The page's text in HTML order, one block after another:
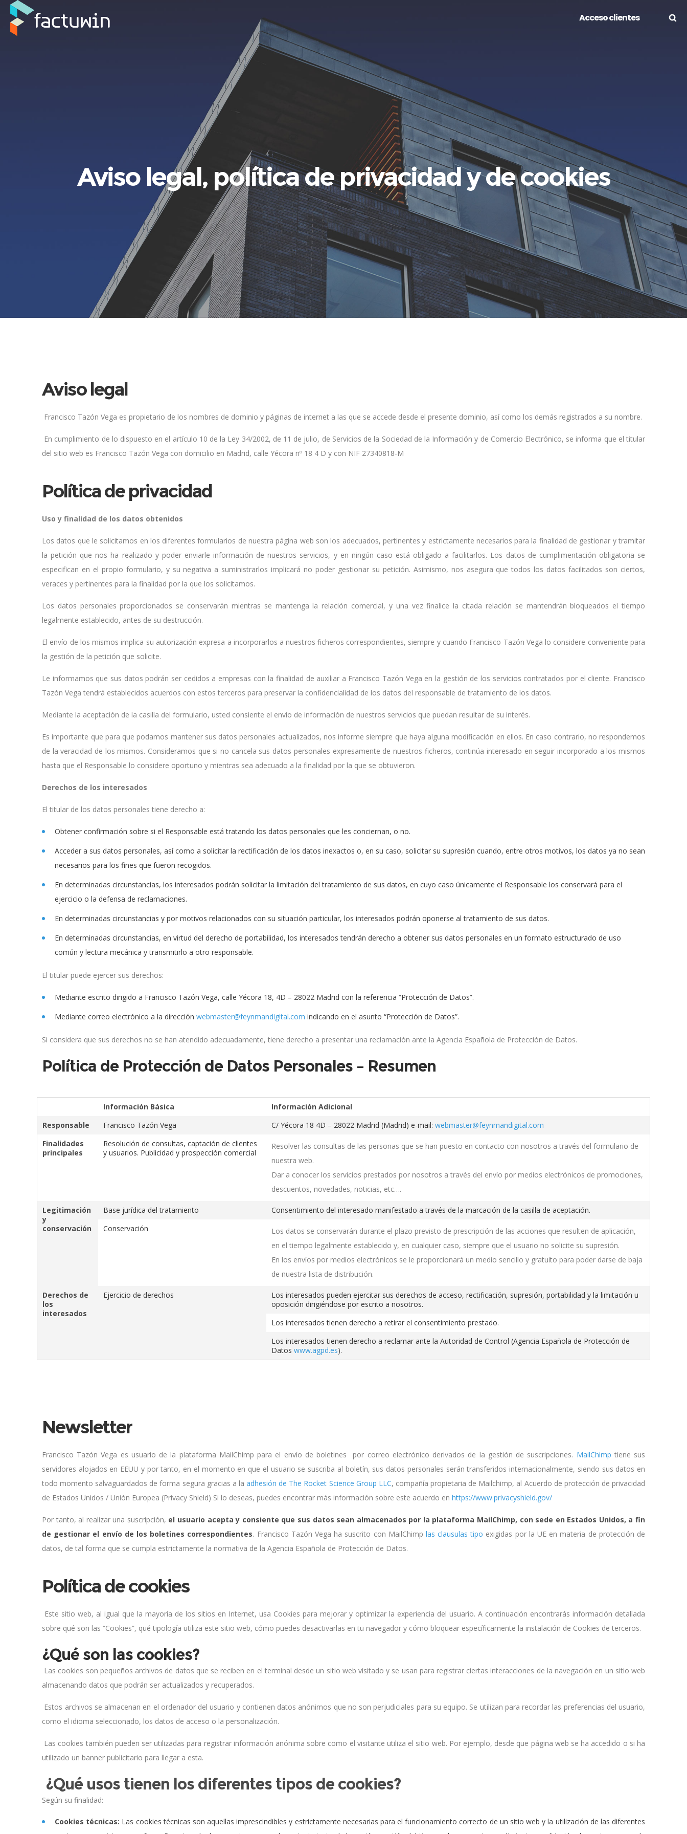
Acceso clientes
Aviso legal, política de privacidad y de cookies
Aviso legal
Francisco Tazón Vega es propietario de los nombres de dominio y páginas de internet a las que se accede desde el presente dominio, así como los demás registrados a su nombre.
En cumplimiento de lo dispuesto en el artículo 10 de la Ley 34/2002, de 11 de julio, de Servicios de la Sociedad de la Información y de Comercio Electrónico, se informa que el titular
del sitio web es Francisco Tazón Vega con domicilio en Madrid, calle Yécora nº 18 4 D y con NIF 27340818-M
Política de privacidad
Uso y finalidad de los datos obtenidos
Los datos que le solicitamos en los diferentes formularios de nuestra página web son los adecuados, pertinentes y estrictamente necesarios para la finalidad de gestionar y tramitar
la petición que nos ha realizado y poder enviarle información de nuestros servicios, y en ningún caso está obligado a facilitarlos. Los datos de cumplimentación obligatoria se
especifican en el propio formulario, y su negativa a suministrarlos implicará no poder gestionar su petición. Asimismo, nos asegura que todos los datos facilitados son ciertos,
veraces y pertinentes para la finalidad por la que los solicitamos.
Los datos personales proporcionados se conservarán mientras se mantenga la relación comercial, y una vez finalice la citada relación se mantendrán bloqueados el tiempo
legalmente establecido, antes de su destrucción.
El envío de los mismos implica su autorización expresa a incorporarlos a nuestros ficheros correspondientes, siempre y cuando Francisco Tazón Vega lo considere conveniente para
la gestión de la petición que solicite.
Le informamos que sus datos podrán ser cedidos a empresas con la finalidad de auxiliar a Francisco Tazón Vega en la gestión de los servicios contratados por el cliente. Francisco
Tazón Vega tendrá establecidos acuerdos con estos terceros para preservar la confidencialidad de los datos del responsable de tratamiento de los datos.
Mediante la aceptación de la casilla del formulario, usted consiente el envío de información de nuestros servicios que puedan resultar de su interés.
Es importante que para que podamos mantener sus datos personales actualizados, nos informe siempre que haya alguna modificación en ellos. En caso contrario, no respondemos
de la veracidad de los mismos. Consideramos que si no cancela sus datos personales expresamente de nuestros ficheros, continúa interesado en seguir incorporado a los mismos
hasta que el Responsable lo considere oportuno y mientras sea adecuado a la finalidad por la que se obtuvieron.
Derechos de los interesados
El titular de los datos personales tiene derecho a:
Obtener confirmación sobre si el Responsable está tratando los datos personales que les conciernan, o no.
Acceder a sus datos personales, así como a solicitar la rectificación de los datos inexactos o, en su caso, solicitar su supresión cuando, entre otros motivos, los datos ya no sean
necesarios para los fines que fueron recogidos.
En determinadas circunstancias, los interesados podrán solicitar la limitación del tratamiento de sus datos, en cuyo caso únicamente el Responsable los conservará para el
ejercicio o la defensa de reclamaciones.
En determinadas circunstancias y por motivos relacionados con su situación particular, los interesados podrán oponerse al tratamiento de sus datos.
En determinadas circunstancias, en virtud del derecho de portabilidad, los interesados tendrán derecho a obtener sus datos personales en un formato estructurado de uso
común y lectura mecánica y transmitirlo a otro responsable.
El titular puede ejercer sus derechos:
Mediante escrito dirigido a Francisco Tazón Vega, calle Yécora 18, 4D – 28022 Madrid con la referencia “Protección de Datos”.
Mediante correo electrónico a la dirección webmaster@feynmandigital.com indicando en el asunto “Protección de Datos”.
Si considera que sus derechos no se han atendido adecuadamente, tiene derecho a presentar una reclamación ante la Agencia Española de Protección de Datos.
Política de Protección de Datos Personales – Resumen
Información Básica
Información Adicional
Responsable
Francisco Tazón Vega C/ Yécora 18 4D – 28022 Madrid (Madrid) e-mail: webmaster@feynmandigital.com
Finalidades
principales
Resolución de consultas, captación de clientes
y usuarios. Publicidad y prospección comercial
Resolver las consultas de las personas que se han puesto en contacto con nosotros a través del formulario de
nuestra web.
Dar a conocer los servicios prestados por nosotros a través del envío por medios electrónicos de promociones,
descuentos, novedades, noticias, etc….
Legitimación
y
conservación
Base jurídica del tratamiento
Consentimiento del interesado manifestado a través de la marcación de la casilla de aceptación.
Conservación
Los datos se conservarán durante el plazo previsto de prescripción de las acciones que resulten de aplicación,
en el tiempo legalmente establecido y, en cualquier caso, siempre que el usuario no solicite su supresión.
En los envíos por medios electrónicos se le proporcionará un medio sencillo y gratuito para poder darse de baja
de nuestra lista de distribución.
Derechos de
los
interesados
Ejercicio de derechos
Los interesados pueden ejercitar sus derechos de acceso, rectificación, supresión, portabilidad y la limitación u
oposición dirigiéndose por escrito a nosotros.
Los interesados tienen derecho a retirar el consentimiento prestado.
Los interesados tienen derecho a reclamar ante la Autoridad de Control (Agencia Española de Protección de
Datos www.agpd.es).
Newsletter
Francisco Tazón Vega es usuario de la plataforma MailChimp para el envío de boletines por correo electrónico derivados de la gestión de suscripciones. MailChimp tiene sus
servidores alojados en EEUU y por tanto, en el momento en que el usuario se suscriba al boletín, sus datos personales serán transferidos internacionalmente, siendo sus datos en
todo momento salvaguardados de forma segura gracias a laadhesión de The Rocket Science Group LLC, compañía propietaria de Mailchimp, al Acuerdo de protección de privacidad
de Estados Unidos / Unión Europea (Privacy Shield) Si lo deseas, puedes encontrar más información sobre este acuerdo en https://www.privacyshield.gov/
Por tanto, al realizar una suscripción, el usuario acepta y consiente que sus datos sean almacenados por la plataforma MailChimp, con sede en Estados Unidos, a fin
de gestionar el envío de los boletines correspondientes. Francisco Tazón Vega ha suscrito con MailChimp las clausulas tipo exigidas por la UE en materia de protección de
datos, de tal forma que se cumpla estrictamente la normativa de la Agencia Española de Protección de Datos.
Política de cookies
Este sitio web, al igual que la mayoría de los sitios en Internet, usa Cookies para mejorar y optimizar la experiencia del usuario. A continuación encontrarás información detallada
sobre qué son las “Cookies”, qué tipología utiliza este sitio web, cómo puedes desactivarlas en tu navegador y cómo bloquear específicamente la instalación de Cookies de terceros.
¿Qué son las cookies?
Las cookies son pequeños archivos de datos que se reciben en el terminal desde un sitio web visitado y se usan para registrar ciertas interacciones de la navegación en un sitio web
almacenando datos que podrán ser actualizados y recuperados.
Estos archivos se almacenan en el ordenador del usuario y contienen datos anónimos que no son perjudiciales para su equipo. Se utilizan para recordar las preferencias del usuario,
como el idioma seleccionado, los datos de acceso o la personalización.
Las cookies también pueden ser utilizadas para registrar información anónima sobre como el visitante utiliza el sitio web. Por ejemplo, desde que página web se ha accedido o si ha
utilizado un banner publicitario para llegar a esta.
¿Qué usos tienen los diferentes tipos de cookies?
Según su finalidad:
Cookies técnicas: Las cookies técnicas son aquellas imprescindibles y estrictamente necesarias para el funcionamiento correcto de un sitio web y la utilización de las diferentes